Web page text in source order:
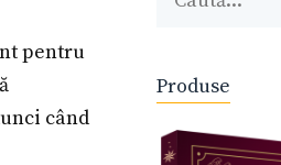
pentru
când
Produse